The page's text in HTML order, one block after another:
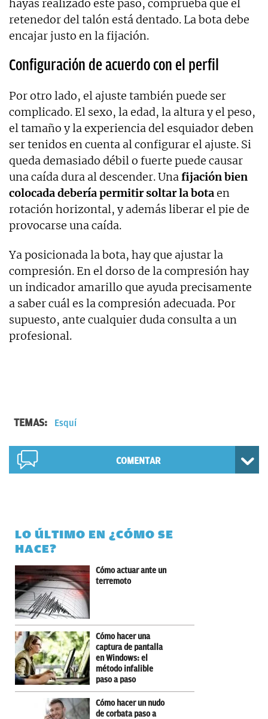
hayas realizado este paso, comprueba que el
retenedor del talón está dentado. La bota debe
encajar justo en la fijación.
Configuración de acuerdo con el perfil
Por otro lado, el ajuste también puede ser
complicado. El sexo, la edad, la altura y el peso,
el tamaño y la experiencia del esquiador deben
ser tenidos en cuenta al configurar el ajuste. Si
queda demasiado débil o fuerte puede causar
una caída dura al descender. Unafijación bien
colocada debería permitir soltar la botaen
rotación horizontal, y además liberar el pie de
provocarse una caída.
Ya posicionada la bota, hay que ajustar la
compresión. En el dorso de la compresión hay
un indicador amarillo que ayuda precisamente
a saber cuál es la compresión adecuada. Por
supuesto, ante cualquier duda consulta a un
profesional.
TEMAS: Esquí
COMENTAR
LO ÚLTIMO EN ¿CÓMO SE
HACE?
Cómo actuar ante un
terremoto
Cómo hacer una
captura de pantalla
en Windows: el
método infalible
paso a paso
Cómo hacer un nudo
de corbata paso a